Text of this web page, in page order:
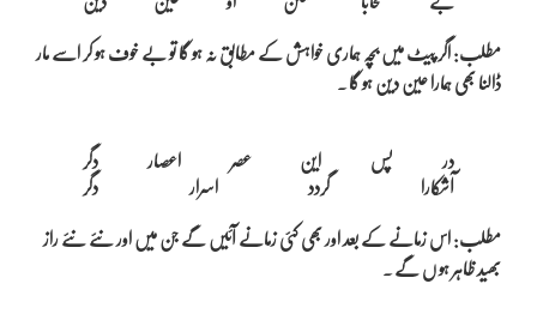
مطلب: اگر پیٹ میں بچہ ہماری خواہش کے مطابق نہ ہو گا تو بے خوف ہو کر اسے مار
ڈالنا بھی ہمارا عین دین ہو گا ۔
در پس این عصر اعصار دگر
آشکارا گردد اسرار دگر
مطلب: اس زمانے کے بعد اور بھی کئی زمانے آئیں گے جن میں اور نئے نئے راز
بھید ظاہر ہو ں گے ۔